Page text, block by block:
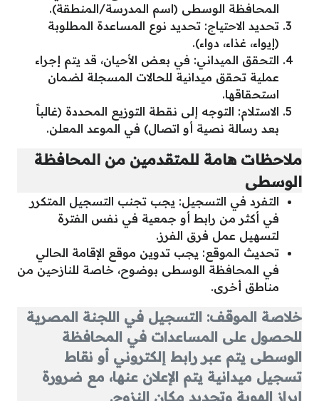
المحافظة الوسطى (اسم المدرسة/المنطقة).
تحديد الاحتياج: تحديد نوع المساعدة المطلوبة
(إيواء، غذاء، دواء).
التحقق الميداني: في بعض الأحيان، قد يتم إجراء
عملية تحقق ميدانية للحالات المسجلة لضمان
استحقاقها.
الاستلام: التوجه إلى نقطة التوزيع المحددة (غالباً
بعد رسالة نصية أو اتصال) في الموعد المعلن.
ملاحظات هامة للمتقدمين من المحافظة
الوسطى
التفرد في التسجيل: يجب تجنب التسجيل المتكرر
في أكثر من رابط أو جمعية في نفس الفترة
لتسهيل عمل فرق الفرز.
تحديث الموقع: يجب تدوين موقع الإقامة الحالي
في المحافظة الوسطى بوضوح، خاصة للنازحين من
مناطق أخرى.
خلاصة الموقف: التسجيل في اللجنة المصرية
للحصول على المساعدات في المحافظة
الوسطى يتم عبر رابط إلكتروني أو نقاط
تسجيل ميدانية يتم الإعلان عنها، مع ضرورة
إبراز الهوية وتحديد مكان النزوح.